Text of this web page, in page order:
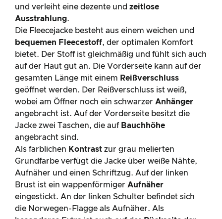
und verleiht eine dezente und zeitlose
Ausstrahlung.
Die Fleecejacke besteht aus einem weichen und
bequemen Fleecestoff, der optimalen Komfort
bietet. Der Stoff ist gleichmäßig und fühlt sich auch
auf der Haut gut an. Die Vorderseite kann auf der
gesamten Länge mit einem Reißverschluss
geöffnet werden. Der Reißverschluss ist weiß,
wobei am Öffner noch ein schwarzer Anhänger
angebracht ist. Auf der Vorderseite besitzt die
Jacke zwei Taschen, die auf Bauchhöhe
angebracht sind.
Als farblichen Kontrast zur grau melierten
Grundfarbe verfügt die Jacke über weiße Nähte,
Aufnäher und einen Schriftzug. Auf der linken
Brust ist ein wappenförmiger Aufnäher
eingestickt. An der linken Schulter befindet sich
die Norwegen-Flagge als Aufnäher. Als